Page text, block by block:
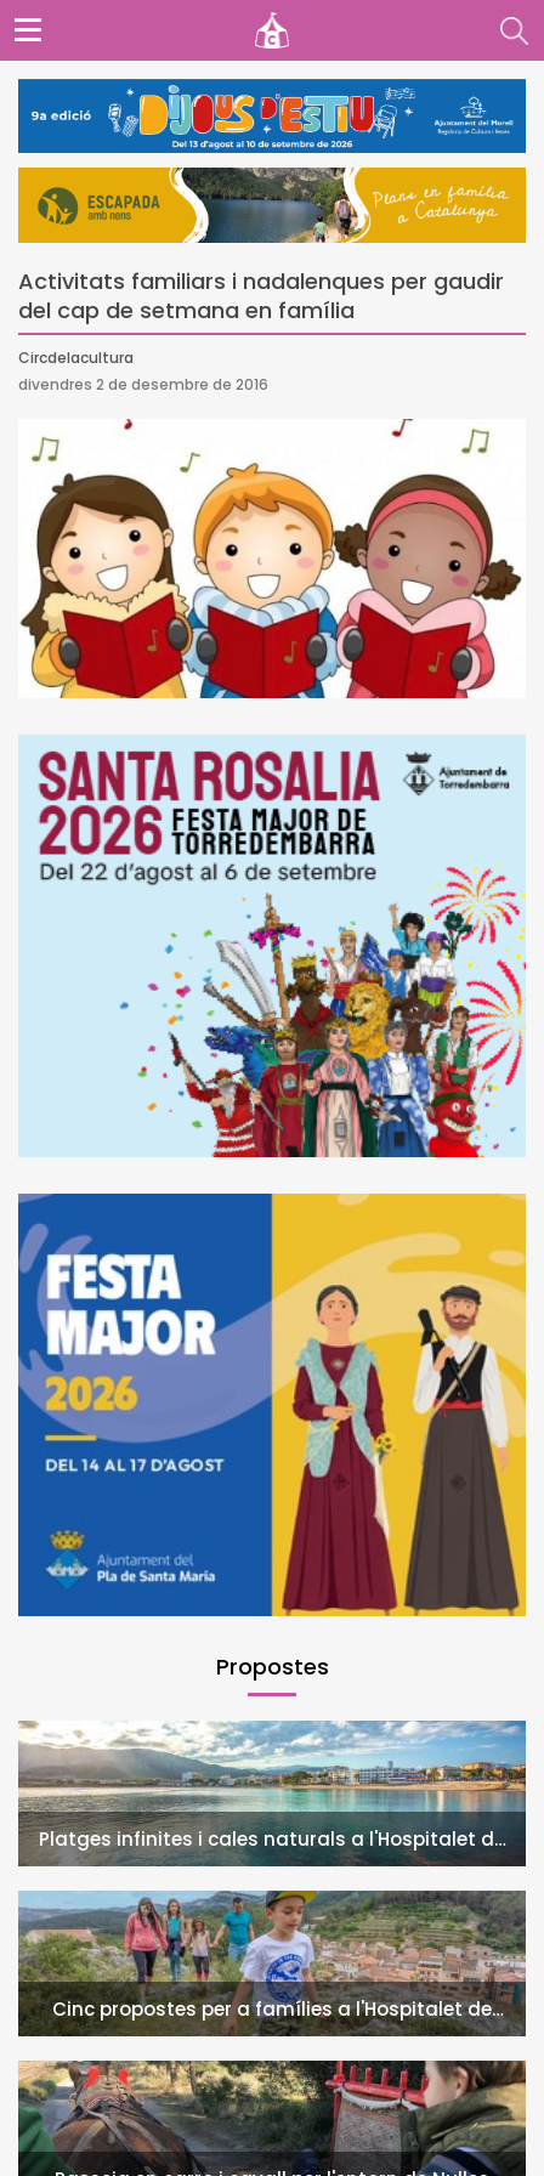
Activitats familiars i nadalenques per gaudir
del cap de setmana en família
Circdelacultura
divendres 2 de desembre de 2016
Propostes
Platges infinites i cales naturals a l'Hospitalet de
l'Infant i la Vall de Llors
Cinc propostes per a famílies a l'Hospitalet de
l'Infant i la Vall de Llors